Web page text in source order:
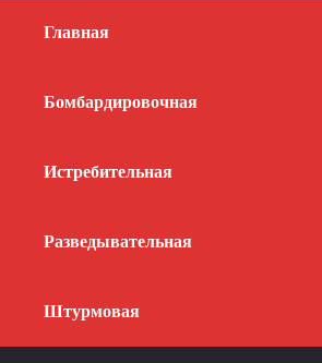
Главная
Бомбардировочная
Истребительная
Разведывательная
Штурмовая